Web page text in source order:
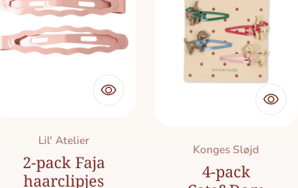
Merk:
Lil' Atelier
2-pack Faja
haarclipjes
Merk:
Konges Sløjd
4-pack